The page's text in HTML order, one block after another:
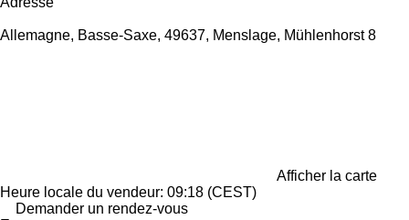
Allemagne, Basse-Saxe, 49637, Menslage, Mühlenhorst 8
Afficher la carte
Heure locale du vendeur: 09:18 (CEST)
Demander un rendez-vous